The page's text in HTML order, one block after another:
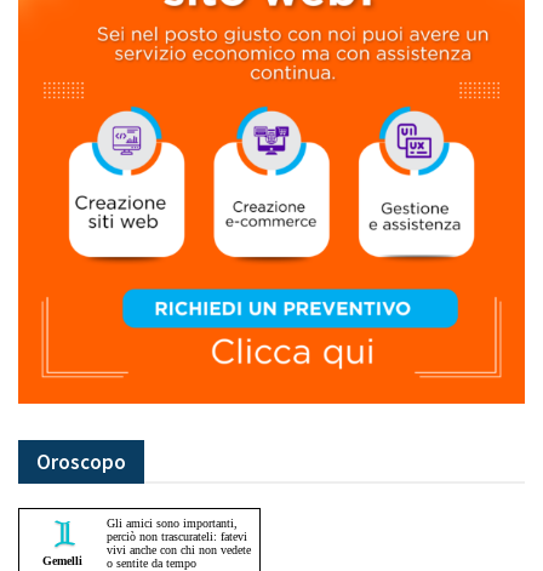
Oroscopo